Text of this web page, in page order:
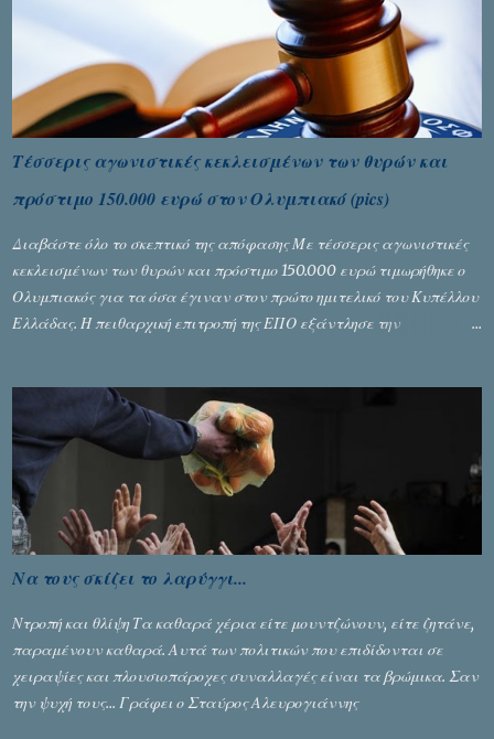
τελικό επί της Λιθουανίας, υπάρχουν και τα δυσάρεστα. Τα πολύ
δυσάρεστα...
Τέσσερις αγωνιστικές κεκλεισμένων των θυρών και
πρόστιμο 150.000 ευρώ στον Ολυμπιακό (pics)
Διαβάστε όλο το σκεπτικό της απόφασης Με τέσσερις αγωνιστικές
κεκλεισμένων των θυρών και πρόστιμο 150.000 ευρώ τιμωρήθηκε ο
Ολυμπιακός για τα όσα έγιναν στον πρώτο ημιτελικό του Κυπέλλου
Ελλάδας. Η πειθαρχική επιτροπή της ΕΠΟ εξάντλησε την
αφαίρεσης βαθμών, όπως απαιτούσαν, αφού κάτι τέτοιο δεν ήταν
εφικτό, σύμφωνα με τα στοιχεία...
Να τους σκίζει το λαρύγγι...
Ντροπή και θλίψη Τα καθαρά χέρια είτε μουντζώνουν, είτε ζητάνε,
παραμένουν καθαρά. Αυτά των πολιτικών που επιδίδονται σε
χειραψίες και πλουσιοπάροχες συναλλαγές είναι τα βρώμικα. Σαν
την ψυχή τους... Γράφει ο Σταύρος Αλευρογιάννης